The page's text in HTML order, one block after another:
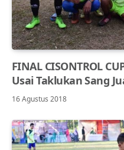
FINAL CISONTROL
Usai Taklukan Sang
16 Agustus 2018